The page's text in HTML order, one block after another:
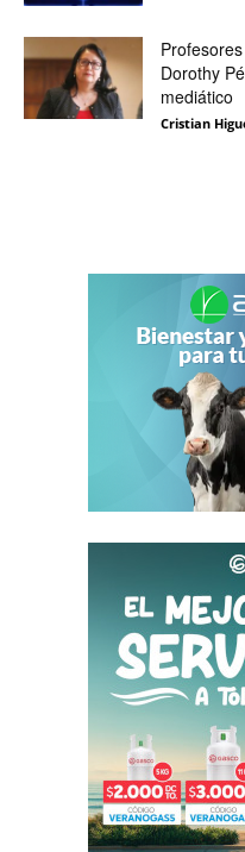
Dorothy
mediático
Cristian